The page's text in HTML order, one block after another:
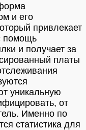
и его
привлекает
помощь
и получает за
платы
уникальную
от
Именно по
статистика для